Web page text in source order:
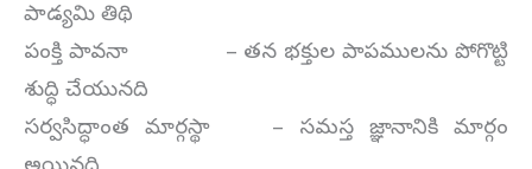
పాడ్యమి తిథి
పంక్తి పావనా – తన భక్తుల పాపములను పోగొట్టి
శుద్ధి చేయునది
సర్వసిద్ధాంత మార్గస్థా – సమస్త జ్ఞానానికి మార్గం